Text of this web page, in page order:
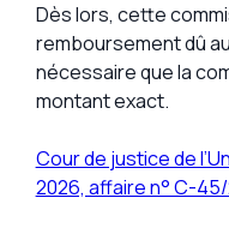
Dès lors, cette
remboursement dû
nécessaire que la
montant exact.
Cour de justice de
2026, affaire n° C-